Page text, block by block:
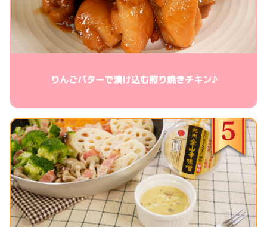
りんごバターで漬け込む照り焼きチキン♪